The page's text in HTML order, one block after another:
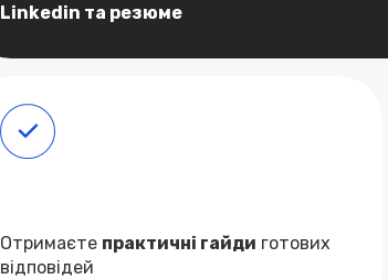
Linkedin та резюме
Отримаєте практичні гайди готових
відповідей